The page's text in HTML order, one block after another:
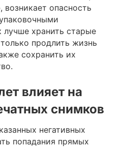
опасность
лучше хранить старые
продлить жизнь
сохранить их
влияет на
снимков
негативных
попадания прямых